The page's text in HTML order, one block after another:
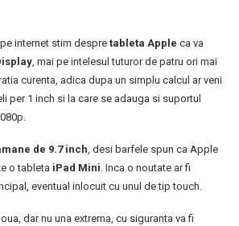
internet stim despre tableta Apple ca va
, mai pe intelesul tuturor de patru ori mai
curenta, adica dupa un simplu calcul ar veni
per 1 inch si la care se adauga si suportul
de 9.7 inch, desi barfele spun ca Apple
o tableta iPad Mini. Inca o noutate ar fi
eventual inlocuit cu unul de tip touch.
dar nu una extrema, cu siguranta va fi